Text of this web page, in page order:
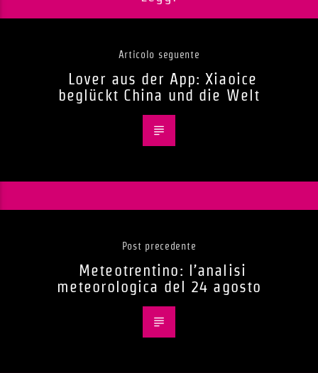
Articolo seguente
Lover aus der App: Xiaoice
beglückt China und die Welt
Post precedente
Meteotrentino: l’analisi
meteorologica del 24 agosto